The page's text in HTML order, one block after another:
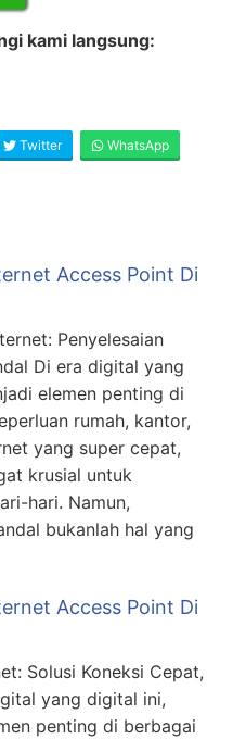
kami langsung:
Twitter WhatsApp
Access Point Di
Penyelesaian
Di era digital yang
elemen penting di
rumah, kantor,
yang super cepat,
krusial untuk
hari. Namun,
bukanlah hal yang
Access Point Di
Solusi Koneksi Cepat,
yang digital ini,
penting di berbagai